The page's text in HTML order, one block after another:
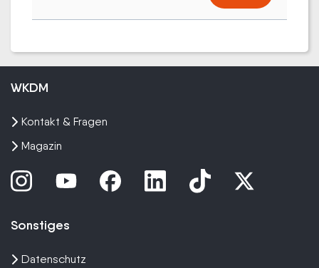
WKDM
Kontakt & Fragen
Magazin
Sonstiges
Datenschutz